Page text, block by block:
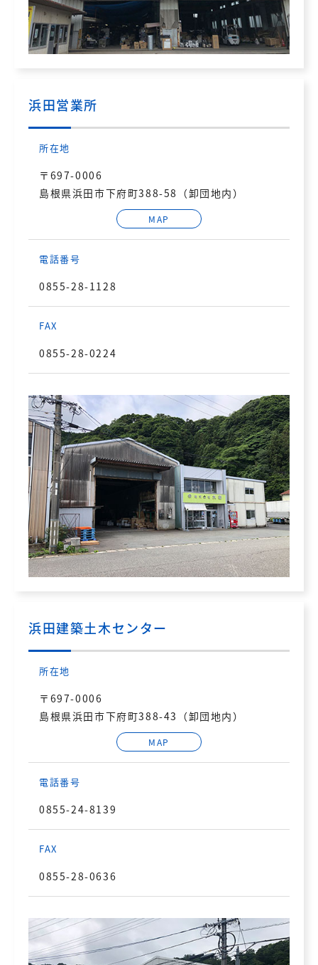
浜田営業所
所在地
〒697-0006
島根県浜田市下府町388-58（卸団地内）
MAP
電話番号
0855-28-1128
FAX
0855-28-0224
浜田建築土木センター
所在地
〒697-0006
島根県浜田市下府町388-43（卸団地内）
MAP
電話番号
0855-24-8139
FAX
0855-28-0636